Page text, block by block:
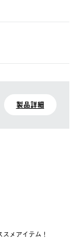
製品詳細
メアイテム！